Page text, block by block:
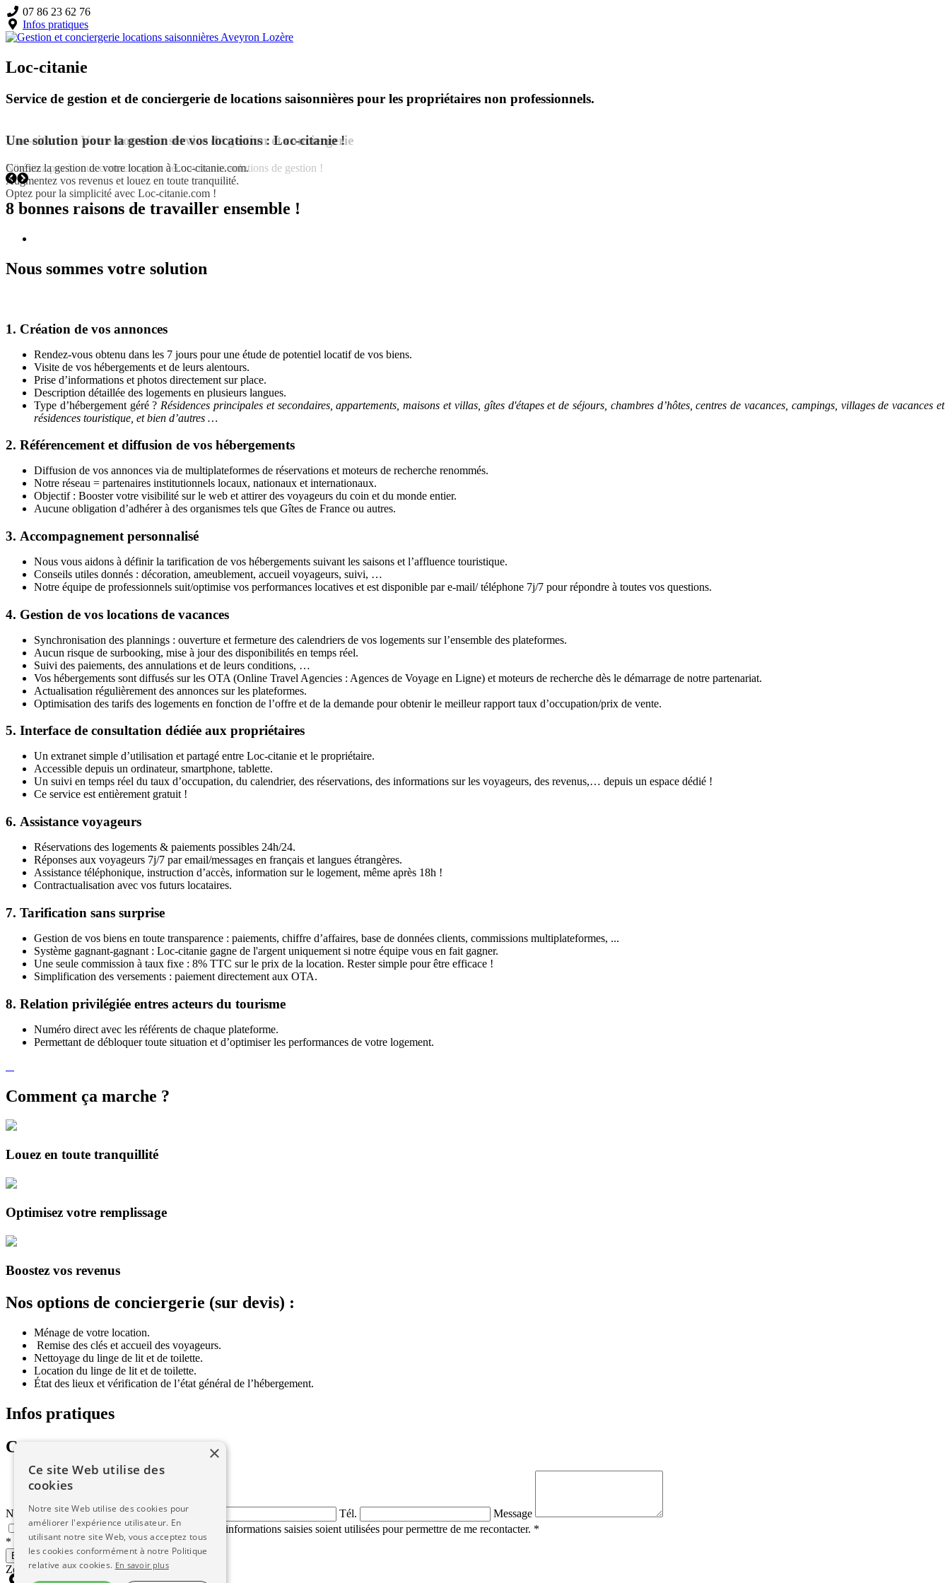
07 86 23 62 76
Infos pratiques
Loc-citanie
Service de gestion et de conciergerie de locations saisonnières pour les propriétaires non professionnels.
Une solution pour la gestion de vos locations : Loc-citanie !
Confiez la gestion de votre location à Loc-citanie.com.
Augmentez vos revenus et louez en toute tranquilité.
Optez pour la simplicité avec Loc-citanie.com !
8 bonnes raisons de travailler ensemble !
Nous sommes votre solution
1. Création de vos annonces
Rendez-vous obtenu dans les 7 jours pour une étude de potentiel locatif de vos biens.
Visite de vos hébergements et de leurs alentours.
Prise d’informations et photos directement sur place.
Description détaillée des logements en plusieurs langues.
Type d’hébergement géré ? Résidences principales et secondaires, appartements, maisons et villas, gîtes d'étapes et de séjours, chambres d’hôtes, centres de vacances, campings, villages de vacances et
résidences touristique, et bien d’autres …
2. Référencement et diffusion de vos hébergements
Diffusion de vos annonces via de multiplateformes de réservations et moteurs de recherche renommés.
Notre réseau = partenaires institutionnels locaux, nationaux et internationaux.
Objectif : Booster votre visibilité sur le web et attirer des voyageurs du coin et du monde entier.
Aucune obligation d’adhérer à des organismes tels que Gîtes de France ou autres.
3. Accompagnement personnalisé
Nous vous aidons à définir la tarification de vos hébergements suivant les saisons et l’affluence touristique.
Conseils utiles donnés : décoration, ameublement, accueil voyageurs, suivi, …
Notre équipe de professionnels suit/optimise vos performances locatives et est disponible par e-mail/ téléphone 7j/7 pour répondre à toutes vos questions.
4. Gestion de vos locations de vacances
Synchronisation des plannings : ouverture et fermeture des calendriers de vos logements sur l’ensemble des plateformes.
Aucun risque de surbooking, mise à jour des disponibilités en temps réel.
Suivi des paiements, des annulations et de leurs conditions, …
Vos hébergements sont diffusés sur les OTA (Online Travel Agencies : Agences de Voyage en Ligne) et moteurs de recherche dès le démarrage de notre partenariat.
Actualisation régulièrement des annonces sur les plateformes.
Optimisation des tarifs des logements en fonction de l’offre et de la demande pour obtenir le meilleur rapport taux d’occupation/prix de vente.
5. Interface de consultation dédiée aux propriétaires
Un extranet simple d’utilisation et partagé entre Loc-citanie et le propriétaire.
Accessible depuis un ordinateur, smartphone, tablette.
Un suivi en temps réel du taux d’occupation, du calendrier, des réservations, des informations sur les voyageurs, des revenus,… depuis un espace dédié !
Ce service est entièrement gratuit !
6. Assistance voyageurs
Réservations des logements & paiements possibles 24h/24.
Réponses aux voyageurs 7j/7 par email/messages en français et langues étrangères.
Assistance téléphonique, instruction d’accès, information sur le logement, même après 18h !
Contractualisation avec vos futurs locataires.
7. Tarification sans surprise
Gestion de vos biens en toute transparence : paiements, chiffre d’affaires, base de données clients, commissions multiplateformes, ...
Système gagnant-gagnant : Loc-citanie gagne de l'argent uniquement si notre équipe vous en fait gagner.
Une seule commission à taux fixe : 8% TTC sur le prix de la location. Rester simple pour être efficace !
Simplification des versements : paiement directement aux OTA.
8. Relation privilégiée entres acteurs du tourisme
Numéro direct avec les référents de chaque plateforme.
Permettant de débloquer toute situation et d’optimiser les performances de votre logement.
Comment ça marche ?
Louez en toute tranquillité
Optimisez votre remplissage
Boostez vos revenus
Nos options de conciergerie (sur devis) :
Ménage de votre location.
Remise des clés et accueil des voyageurs.
Nettoyage du linge de lit et de toilette.
Location du linge de lit et de toilette.
État des lieux et vérification de l’état général de l’hébergement.
Infos pratiques
Contact
Nom E-mail * Tél.
Message
En soumettant ce formulaire, j'accepte que les informations saisies soient utilisées pour permettre de me recontacter. *
* champs obligatoires
Envoyer
Zone d'intervention
×
Ce site Web utilise des
cookies
Notre site Web utilise des cookies pour
améliorer l'expérience utilisateur. En
utilisant notre site Web, vous acceptez tous
les cookies conformément à notre Politique
relative aux cookies. En savoir plus